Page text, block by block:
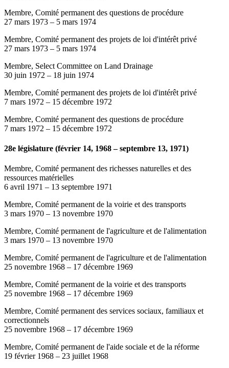
Membre, Comité permanent des questions de procédure
27 mars 1973 – 5 mars 1974
Membre, Comité permanent des projets de loi d'intérêt privé
27 mars 1973 – 5 mars 1974
Membre, Select Committee on Land Drainage
30 juin 1972 – 18 juin 1974
Membre, Comité permanent des projets de loi d'intérêt privé
7 mars 1972 – 15 décembre 1972
Membre, Comité permanent des questions de procédure
7 mars 1972 – 15 décembre 1972
28e législature (février 14, 1968 – septembre 13, 1971)
Membre, Comité permanent des richesses naturelles et des
ressources matérielles
6 avril 1971 – 13 septembre 1971
Membre, Comité permanent de la voirie et des transports
3 mars 1970 – 13 novembre 1970
Membre, Comité permanent de l'agriculture et de l'alimentation
3 mars 1970 – 13 novembre 1970
Membre, Comité permanent de l'agriculture et de l'alimentation
25 novembre 1968 – 17 décembre 1969
Membre, Comité permanent de la voirie et des transports
25 novembre 1968 – 17 décembre 1969
Membre, Comité permanent des services sociaux, familiaux et
correctionnels
25 novembre 1968 – 17 décembre 1969
Membre, Comité permanent de l'aide sociale et de la réforme
19 février 1968 – 23 juillet 1968